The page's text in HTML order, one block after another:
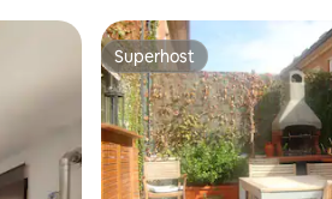
Superhost
Superhost